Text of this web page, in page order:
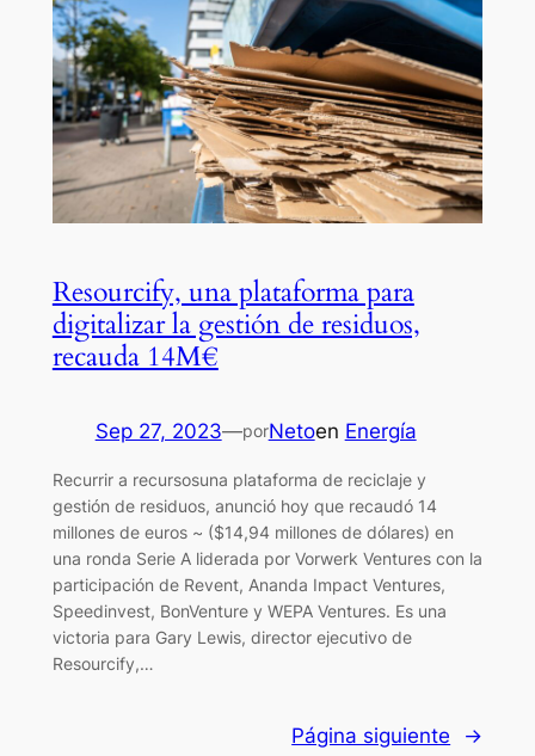
Resourcify, una plataforma para
digitalizar la gestión de residuos,
recauda 14M€
Sep 27, 2023—porNetoen Energía
Recurrir a recursosuna plataforma de reciclaje y
gestión de residuos, anunció hoy que recaudó 14
millones de euros ~ ($14,94 millones de dólares) en
una ronda Serie A liderada por Vorwerk Ventures con la
participación de Revent, Ananda Impact Ventures,
Speedinvest, BonVenture y WEPA Ventures. Es una
victoria para Gary Lewis, director ejecutivo de
Resourcify,…
Página siguiente →